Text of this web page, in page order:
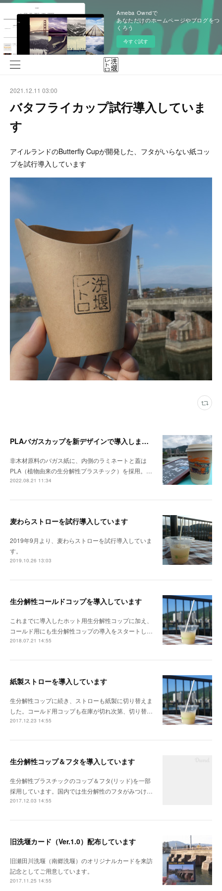
Ameba Owndで
あなただけのホームページやブログをつ
くろう
今すぐ試す
2021.12.11 03:00
バタフライカップ試行導入していま
す
アイルランドのButterfly Cupが開発した、フタがいらない紙コッ
プを試行導入しています
PLAバガスカップを新デザインで導入しました
非木材原料のバガス紙に、内側のラミネートと蓋は
PLA（植物由来の生分解性プラスチック）を採用。…
2022.08.21 11:34
麦わらストローを試行導入しています
2019年9月より、麦わらストローを試行導入していま
す。
2019.10.26 13:03
生分解性コールドコップを導入しています
これまでに導入したホット用生分解性コップに加え、
コールド用にも生分解性コップの導入をスタートし…
2018.07.21 14:55
紙製ストローを導入しています
生分解性コップに続き、ストローも紙製に切り替えま
した。コールド用コップも在庫が切れ次第、切り替…
2017.12.23 14:55
生分解性コップ＆フタを導入しています
生分解性プラスチックのコップ＆フタ(リッド)を一部
採用しています。国内では生分解性のフタがみつけ…
2017.12.03 14:55
旧洗堰カード（Ver.1.0）配布しています
旧瀬田川洗堰（南郷洗堰）のオリジナルカードを来訪
記念としてご用意しています。
2017.11.25 14:55